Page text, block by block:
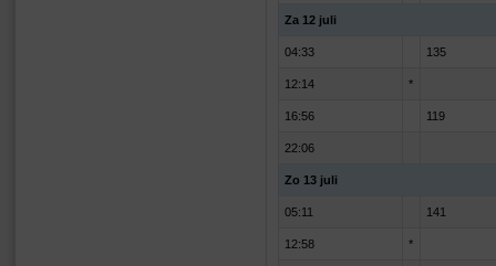
Za 12 juli
04:33 135
12:14 *
16:56 119
22:06
Zo 13 juli
05:11 141
12:58 *